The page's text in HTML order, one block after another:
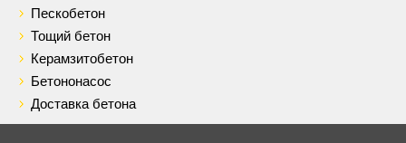
Пескобетон
Тощий бетон
Керамзитобетон
Бетононасос
Доставка бетона